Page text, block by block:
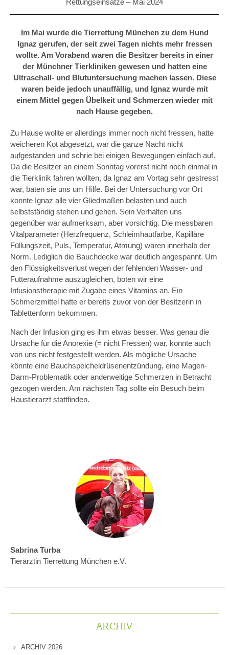
Rettungseinsätze – Mai 2024
Im Mai wurde die Tierrettung München zu dem Hund
Ignaz gerufen, der seit zwei Tagen nichts mehr fressen
wollte. Am Vorabend waren die Besitzer bereits in einer
der Münchner Tierkliniken gewesen und hatten eine
Ultraschall- und Blutuntersuchung machen lassen. Diese
waren beide jedoch unauffällig, und Ignaz wurde mit
einem Mittel gegen Übelkeit und Schmerzen wieder mit
nach Hause gegeben.
Zu Hause wollte er allerdings immer noch nicht fressen, hatte
weicheren Kot abgesetzt, war die ganze Nacht nicht
aufgestanden und schrie bei einigen Bewegungen einfach auf.
Da die Besitzer an einem Sonntag vorerst nicht noch einmal in
die Tierklinik fahren wollten, da Ignaz am Vortag sehr gestresst
war, baten sie uns um Hilfe. Bei der Untersuchung vor Ort
konnte Ignaz alle vier Gliedmaßen belasten und auch
selbstständig stehen und gehen. Sein Verhalten uns
gegenüber war aufmerksam, aber vorsichtig. Die messbaren
Vitalparameter (Herzfrequenz, Schleimhautfarbe, Kapilläre
Füllungszeit, Puls, Temperatur, Atmung) waren innerhalb der
Norm. Lediglich die Bauchdecke war deutlich angespannt. Um
den Flüssigkeitsverlust wegen der fehlenden Wasser- und
Futteraufnahme auszugleichen, boten wir eine
Infusionstherapie mit Zugabe eines Vitamins an. Ein
Schmerzmittel hatte er bereits zuvor von der Besitzerin in
Tablettenform bekommen.
Nach der Infusion ging es ihm etwas besser. Was genau die
Ursache für die Anorexie (= nicht Fressen) war, konnte auch
von uns nicht festgestellt werden. Als mögliche Ursache
könnte eine Bauchspeicheldrüsenentzündung, eine Magen-
Darm-Problematik oder anderweitige Schmerzen in Betracht
gezogen werden. Am nächsten Tag sollte ein Besuch beim
Haustierarzt stattfinden.
Sabrina Turba
Tierärztin Tierrettung München e.V.
ARCHIV
ARCHIV 2026